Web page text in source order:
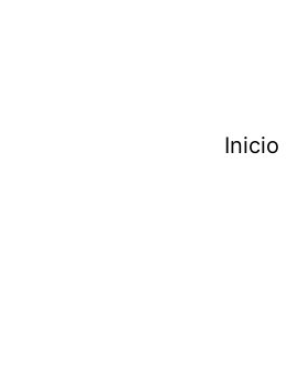
Inicio